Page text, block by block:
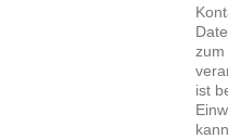
zum
ist
kann.